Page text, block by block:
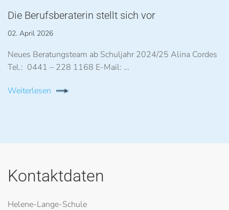
Die Berufsberaterin stellt sich vor
02. April 2026
Neues Beratungsteam ab Schuljahr 2024/25 Alina Cordes
Tel.: 0441 – 228 1168 E-Mail: …
Weiterlesen
Kontaktdaten
Helene-Lange-Schule